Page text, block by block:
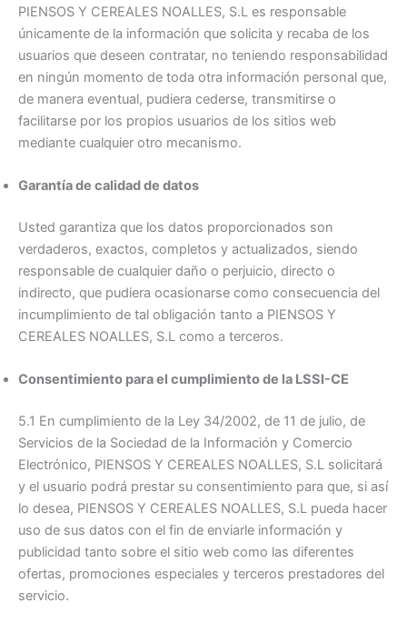
PIENSOS Y CEREALES NOALLES, S.L es responsable
únicamente de la información que solicita y recaba de los
usuarios que deseen contratar, no teniendo responsabilidad
en ningún momento de toda otra información personal que,
de manera eventual, pudiera cederse, transmitirse o
facilitarse por los propios usuarios de los sitios web
mediante cualquier otro mecanismo.
Garantía de calidad de datos
Usted garantiza que los datos proporcionados son
verdaderos, exactos, completos y actualizados, siendo
responsable de cualquier daño o perjuicio, directo o
indirecto, que pudiera ocasionarse como consecuencia del
incumplimiento de tal obligación tanto a PIENSOS Y
CEREALES NOALLES, S.L como a terceros.
Consentimiento para el cumplimiento de la LSSI-CE
5.1 En cumplimiento de la Ley 34/2002, de 11 de julio, de
Servicios de la Sociedad de la Información y Comercio
Electrónico, PIENSOS Y CEREALES NOALLES, S.L solicitará
y el usuario podrá prestar su consentimiento para que, si así
lo desea, PIENSOS Y CEREALES NOALLES, S.L pueda hacer
uso de sus datos con el fin de enviarle información y
publicidad tanto sobre el sitio web como las diferentes
ofertas, promociones especiales y terceros prestadores del
servicio.